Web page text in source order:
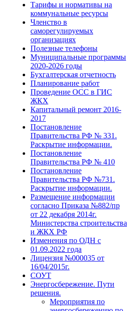
Тарифы и нормативы на
коммунальные ресурсы
Членство в
саморегулируемых
организациях
Полезные телефоны
Муниципальные программы
2020-2026 годы
Бухгалтерская отчетность
Планирование работ
Проведение ОСС в ГИС
ЖКХ
Капитальный ремонт 2016-
2017
Постановление
Правительства РФ № 331.
Раскрытие информации.
Постановление
Правительства РФ № 410
Постановление
Правительства РФ №731.
Раскрытие информации.
Размещение информации
согласно Приказа №882/пр
от 22 декабря 2014г.
Министерства строительства
и ЖКХ РФ
Изменения по ОДН с
01.09.2022 года
Лицензия №000035 от
16/04/2015г.
СОУТ
Энергосбережение. Пути
решения.
Мероприятия по